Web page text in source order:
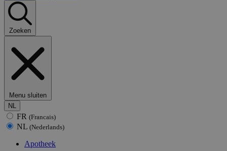
Zoeken
Menu sluiten
NL
FR (Francais)
NL (Nederlands)
Apotheek